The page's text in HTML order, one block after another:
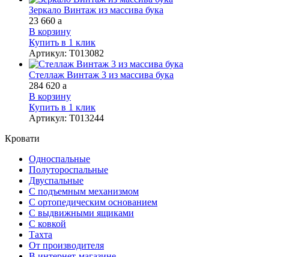
Зеркало Винтаж из массива бука
23 660 a
В корзину
Купить в 1 клик
Артикул: Т013082
Стеллаж Винтаж 3 из массива бука
284 620 a
В корзину
Купить в 1 клик
Артикул: Т013244
Кровати
Односпальные
Полутороспальные
Двуспальные
С подъемным механизмом
С ортопедическим основанием
С выдвижными ящиками
С ковкой
Тахта
От производителя